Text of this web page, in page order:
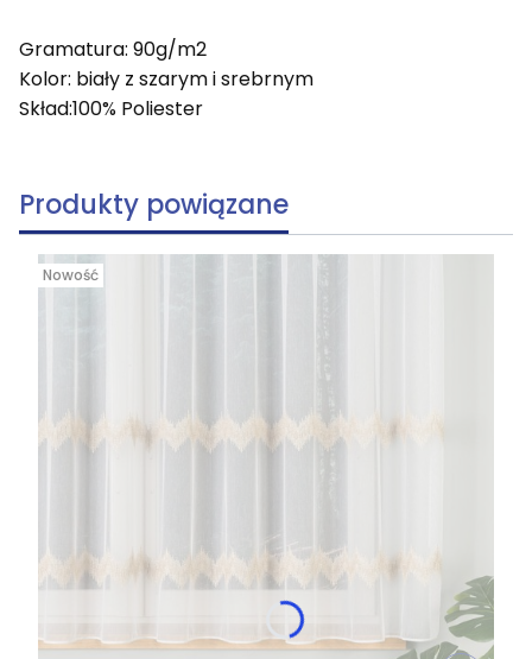
Gramatura: 90g/m2
Kolor: biały z szarym i srebrnym
Skład:100% Poliester
Produkty powiązane
Nowość